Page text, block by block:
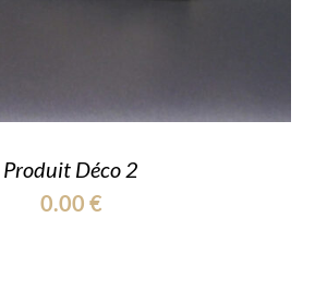
Produit Déco 2
0.00 €